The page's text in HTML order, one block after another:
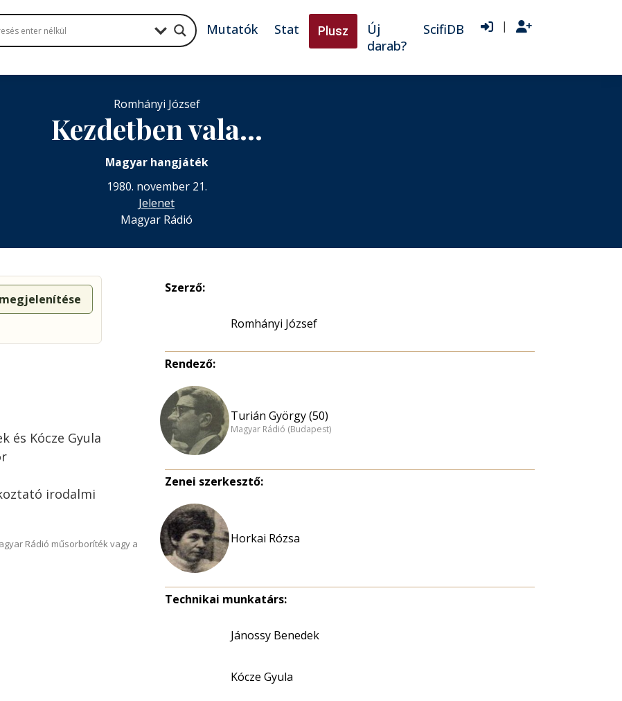
Mutatók Stat Plusz
Új
darab?
ScifiDB |
Romhányi József
Kezdetben vala…
Magyar hangjáték
1980. november 21.
Jelenet
Magyar Rádió
és Kócze Gyula
irodalmi
Rádió műsorboríték vagy a
Szerző:
Romhányi József
Rendező:
Turián György (50)
Magyar Rádió (Budapest)
Zenei szerkesztő:
Horkai Rózsa
Technikai munkatárs:
Jánossy Benedek
Kócze Gyula